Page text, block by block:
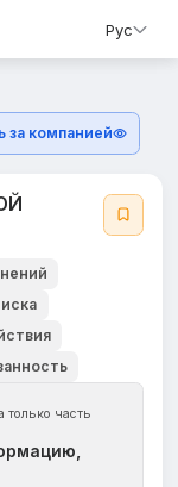
Рус
за компанией
только часть